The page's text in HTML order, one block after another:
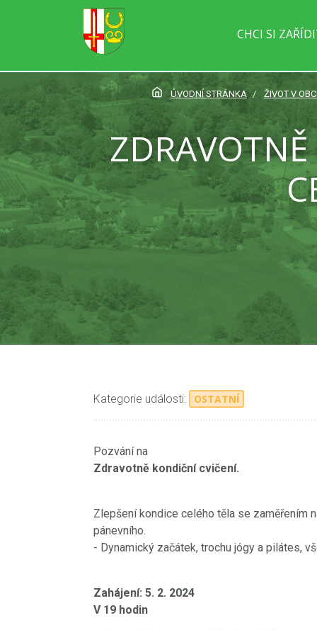
CHCI SI
ÚVODNÍ STRÁNKA ŽIVOT V OBCI
Kategorie události: OSTATNÍ
Pozvání na
Zdravotně kondiční cvičení.
Zlepšení kondice celého těla se zaměřením
pánevního.
- Dynamický začátek, trochu jógy a pilátes,
Zahájení: 5. 2. 2024
V 19 hodin